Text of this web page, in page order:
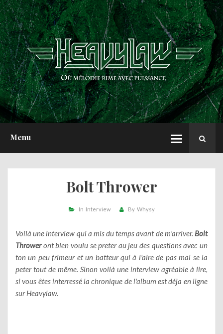
Menu
ACCUEIL
NEWS
CHRONIQUES
INTERVIEWS
REPORTS
A PROPOS
Bolt Thrower
In Interview By Whysy
Voilà une interview qui a mis du temps avant de m'arriver. Bolt
Throweront bien voulu se preter au jeu des questions avec un
ton un peu frimeur et un batteur qui à l'aire de pas mal se la
peter tout de même. Sinon voilà une interview agréable à lire,
si vous êtes interressé la chronique de l'album est déja en ligne
sur Heavylaw.